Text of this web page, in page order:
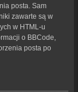
posta. Sam
zawarte są w
w HTML-u
o BBCode,
posta po